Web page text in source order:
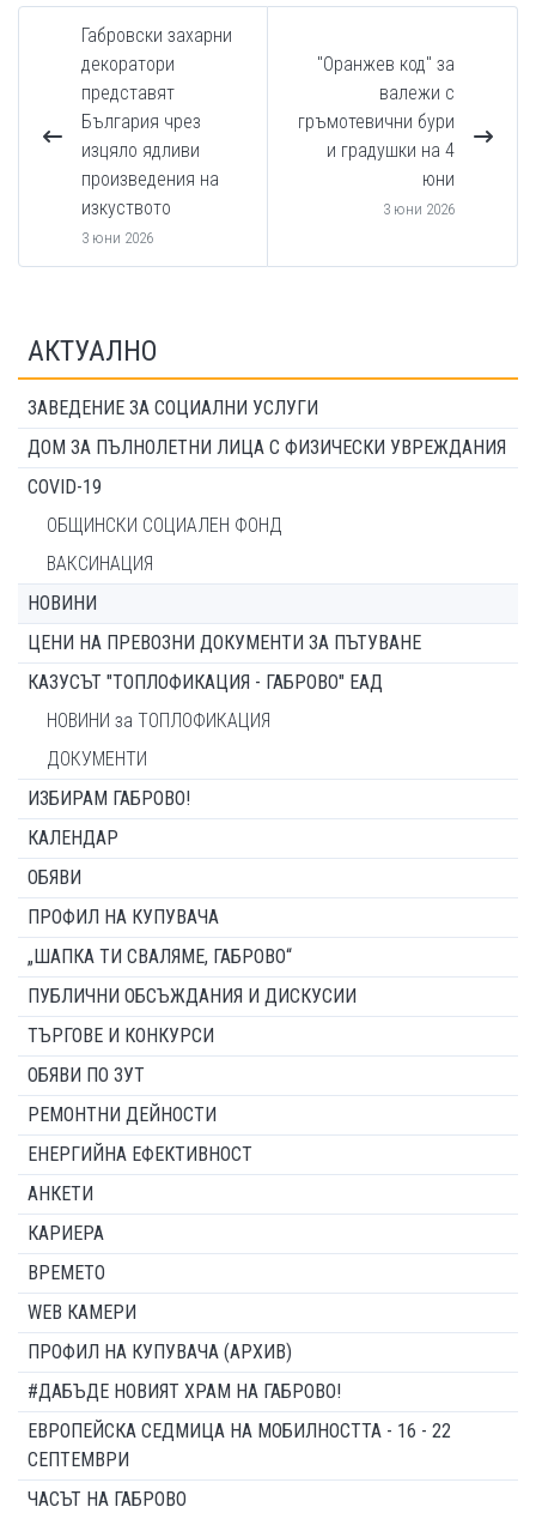
Габровски захарни
декоратори
представят
България чрез
изцяло ядливи
произведения на
изкуството
3 юни 2026
"Оранжев код" за
валежи с
гръмотевични бури
и градушки на 4
юни
3 юни 2026
АКТУАЛНО
ЗАВЕДЕНИЕ ЗА СОЦИАЛНИ УСЛУГИ
ДОМ ЗА ПЪЛНОЛЕТНИ ЛИЦА С ФИЗИЧЕСКИ УВРЕЖДАНИЯ
COVID-19
ОБЩИНСКИ СОЦИАЛЕН ФОНД
ВАКСИНАЦИЯ
НОВИНИ
ЦЕНИ НА ПРЕВОЗНИ ДОКУМЕНТИ ЗА ПЪТУВАНЕ
КАЗУСЪТ "ТОПЛОФИКАЦИЯ - ГАБРОВО" ЕАД
НОВИНИ за ТОПЛОФИКАЦИЯ
ДОКУМЕНТИ
ИЗБИРАМ ГАБРОВО!
КАЛЕНДАР
ОБЯВИ
ПРОФИЛ НА КУПУВАЧА
„ШАПКА ТИ СВАЛЯМЕ, ГАБРОВО“
ПУБЛИЧНИ ОБСЪЖДАНИЯ И ДИСКУСИИ
ТЪРГОВЕ И КОНКУРСИ
ОБЯВИ ПО ЗУТ
РЕМОНТНИ ДЕЙНОСТИ
ЕНЕРГИЙНА ЕФЕКТИВНОСТ
АНКЕТИ
КАРИЕРА
ВРЕМЕТО
WEB КАМЕРИ
ПРОФИЛ НА КУПУВАЧА (АРХИВ)
#ДАБЪДЕ НОВИЯТ ХРАМ НА ГАБРОВО!
ЕВРОПЕЙСКА СЕДМИЦА НА МОБИЛНОСТТА - 16 - 22
СЕПТЕМВРИ
ЧАСЪТ НА ГАБРОВО